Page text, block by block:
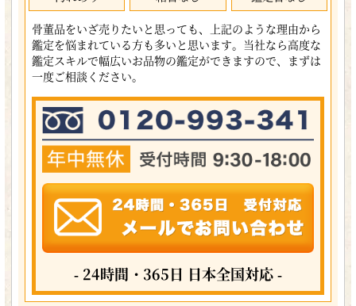
骨董品をいざ売りたいと思っても、上記のような理由から
鑑定を悩まれている方も多いと思います。当社なら高度な
鑑定スキルで幅広いお品物の鑑定ができますので、まずは
一度ご相談ください。
- 24時間・365日 日本全国対応 -